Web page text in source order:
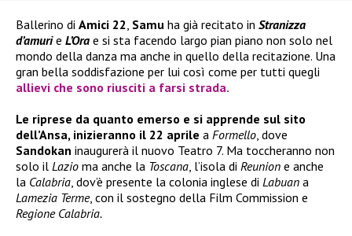
Ballerino di Amici 22, Samu ha già recitato in Stranizza
d’amurie L’Ora e si sta facendo largo pian piano non solo nel
mondo della danza ma anche in quello della recitazione. Una
gran bella soddisfazione per lui così come per tutti quegli
allievi che sono riusciti a farsi strada.
Le riprese da quanto emerso e si apprende sul sito
dell’Ansa, inizieranno il 22 aprile a Formello, dove
Sandokan inaugurerà il nuovo Teatro 7. Ma toccheranno non
solo il Lazio ma anche la Toscana, l’isola di Reunion e anche
la Calabria, dov’è presente la colonia inglese di Labuan a
Lamezia Terme, con il sostegno della Film Commission e
Regione Calabria.